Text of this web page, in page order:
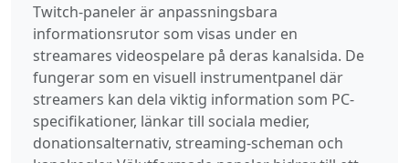
Twitch-paneler är anpassningsbara
informationsrutor som visas under en
streamares videospelare på deras kanalsida. De
fungerar som en visuell instrumentpanel där
streamers kan dela viktig information som PC-
specifikationer, länkar till sociala medier,
donationsalternativ, streaming‑scheman och